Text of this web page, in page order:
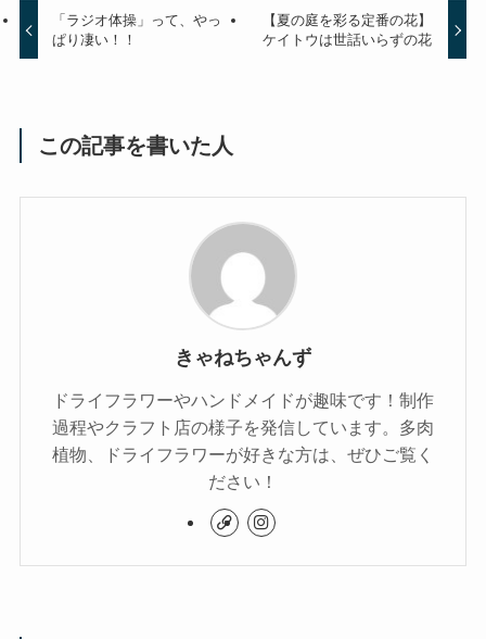
「ラジオ体操」って、やっ
ぱり凄い！！
【夏の庭を彩る定番の花】
ケイトウは世話いらずの花
この記事を書いた人
きゃねちゃんず
ドライフラワーやハンドメイドが趣味です！制作
過程やクラフト店の様子を発信しています。多肉
植物、ドライフラワーが好きな方は、ぜひご覧く
ださい！